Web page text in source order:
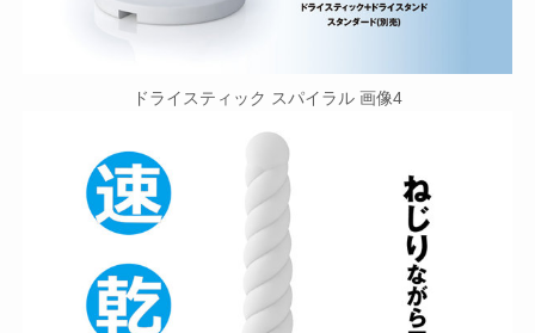
ドライスティック スパイラル 画像4